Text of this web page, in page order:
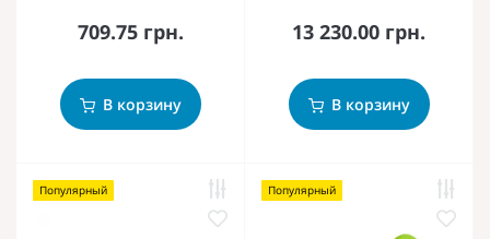
709.75 грн.
В корзину
13 230.00 грн.
В корзину
Популярный Популярный